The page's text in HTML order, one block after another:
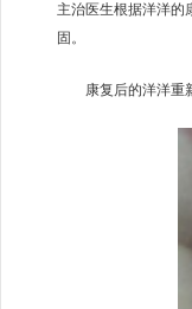
主治医生根据洋洋的
固。
康复后的洋洋重新